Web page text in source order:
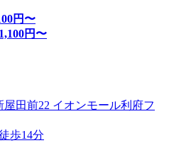
円〜
円〜
田前22 イオンモール利府フ
歩14分